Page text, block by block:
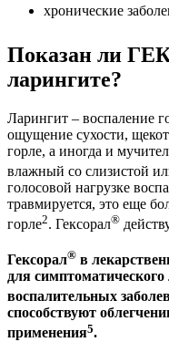
хронические
Показан ли
ларингите?
Ларингит – воспаление
ощущение сухости,
горле, а иногда и
влажный со слизистой
голосовой нагрузке
травмируется, это еще
горле2. Гексорал®
Гексорал® в
для
воспалительных
способствуют
применения5.